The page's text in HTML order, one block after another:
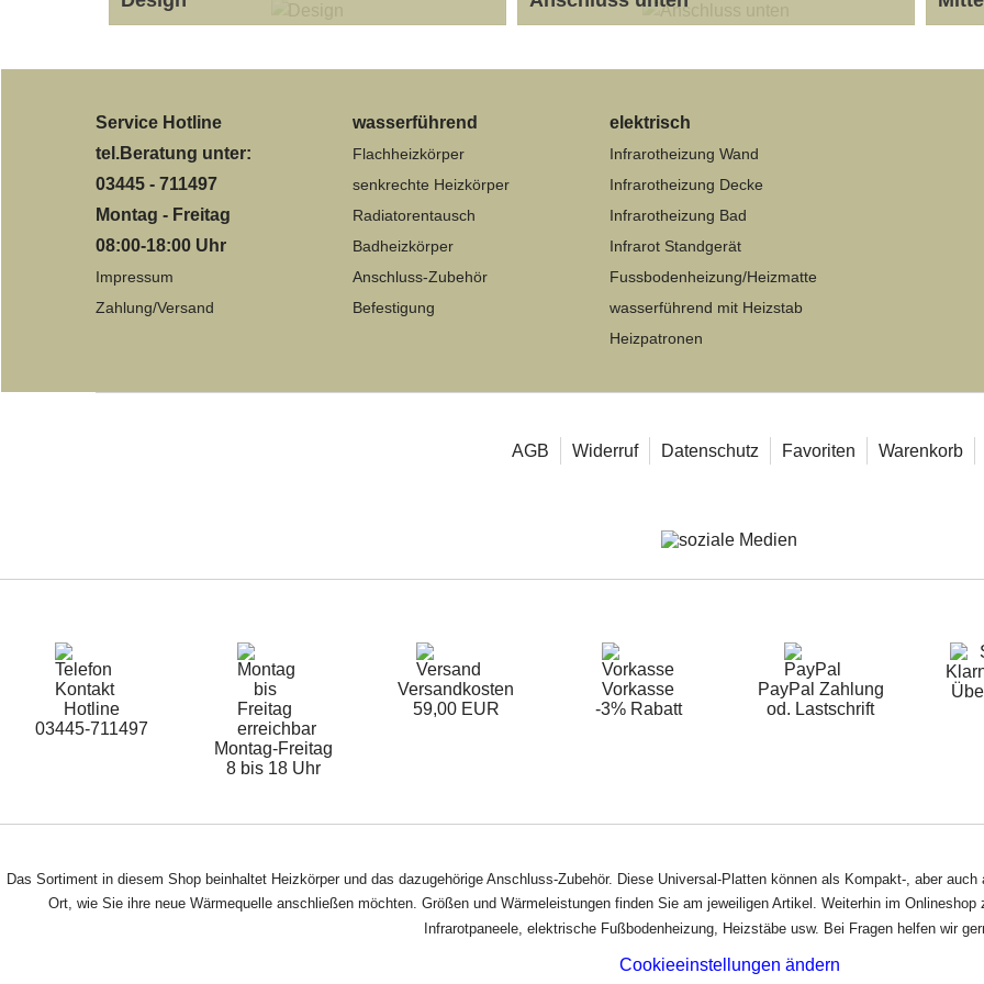
Service Hotline
tel.Beratung unter:
03445 - 711497
Montag - Freitag
08:00-18:00 Uhr
Impressum
Zahlung/Versand
wasserführend
Flachheizkörper
senkrechte Heizkörper
Radiatorentausch
Badheizkörper
Anschluss-Zubehör
Befestigung
elektrisch
Infrarotheizung Wand
Infrarotheizung Decke
Infrarotheizung Bad
Infrarot Standgerät
Fussbodenheizung/Heizmatte
wasserführend mit Heizstab
Heizpatronen
AGB Widerruf Datenschutz Favoriten Warenkorb
Hotline
03445-711497
Montag-Freitag
8 bis 18 Uhr
Versandkosten
59,00 EUR
Vorkasse
-3% Rabatt
PayPal Zahlung
od. Lastschrift
Das Sortiment in diesem Shop beinhaltet Heizkörper und das dazugehörige Anschluss-Zubehör. Diese Universal-Platten können als Kompakt-, aber
Ort, wie Sie ihre neue Wärmequelle anschließen möchten. Größen und Wärmeleistungen finden Sie am jeweiligen Artikel. Weiterhin im
Infrarotpaneele, elektrische Fußbodenheizung, Heizstäbe usw. Bei Fragen helfen wir
Cookieeinstellungen ändern